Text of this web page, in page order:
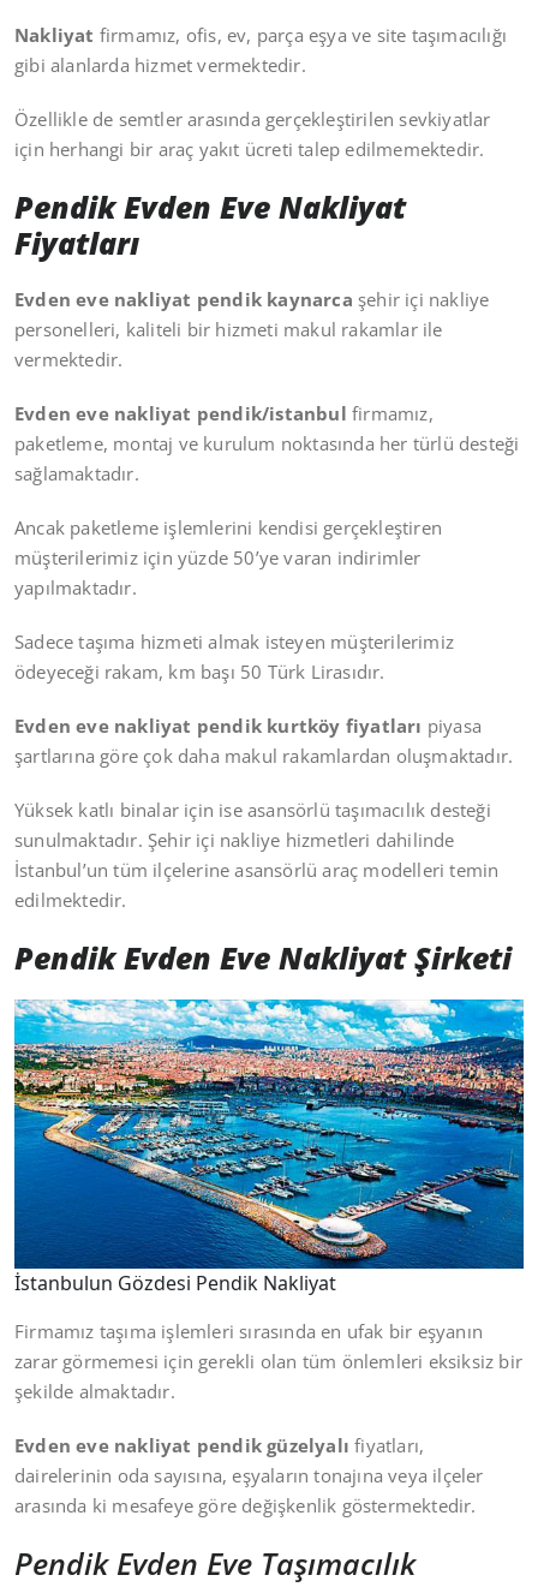
Nakliyat firmamız, ofis, ev, parça eşya ve site taşımacılığı
gibi alanlarda hizmet vermektedir.
Özellikle de semtler arasında gerçekleştirilen sevkiyatlar
için herhangi bir araç yakıt ücreti talep edilmemektedir.
Pendik Evden Eve Nakliyat
Fiyatları
Evden eve nakliyat pendik kaynarca şehir içi nakliye
personelleri, kaliteli bir hizmeti makul rakamlar ile
vermektedir.
Evden eve nakliyat pendik/istanbul firmamız,
paketleme, montaj ve kurulum noktasında her türlü desteği
sağlamaktadır.
Ancak paketleme işlemlerini kendisi gerçekleştiren
müşterilerimiz için yüzde 50’ye varan indirimler
yapılmaktadır.
Sadece taşıma hizmeti almak isteyen müşterilerimiz
ödeyeceği rakam, km başı 50 Türk Lirasıdır.
Evden eve nakliyat pendik kurtköy fiyatları piyasa
şartlarına göre çok daha makul rakamlardan oluşmaktadır.
Yüksek katlı binalar için ise asansörlü taşımacılık desteği
sunulmaktadır. Şehir içi nakliye hizmetleri dahilinde
İstanbul’un tüm ilçelerine asansörlü araç modelleri temin
edilmektedir.
Pendik Evden Eve Nakliyat Şirketi
İstanbulun Gözdesi Pendik Nakliyat
Firmamız taşıma işlemleri sırasında en ufak bir eşyanın
zarar görmemesi için gerekli olan tüm önlemleri eksiksiz bir
şekilde almaktadır.
Evden eve nakliyat pendik güzelyalı fiyatları,
dairelerinin oda sayısına, eşyaların tonajına veya ilçeler
arasında ki mesafeye göre değişkenlik göstermektedir.
Pendik Evden Eve Taşımacılık